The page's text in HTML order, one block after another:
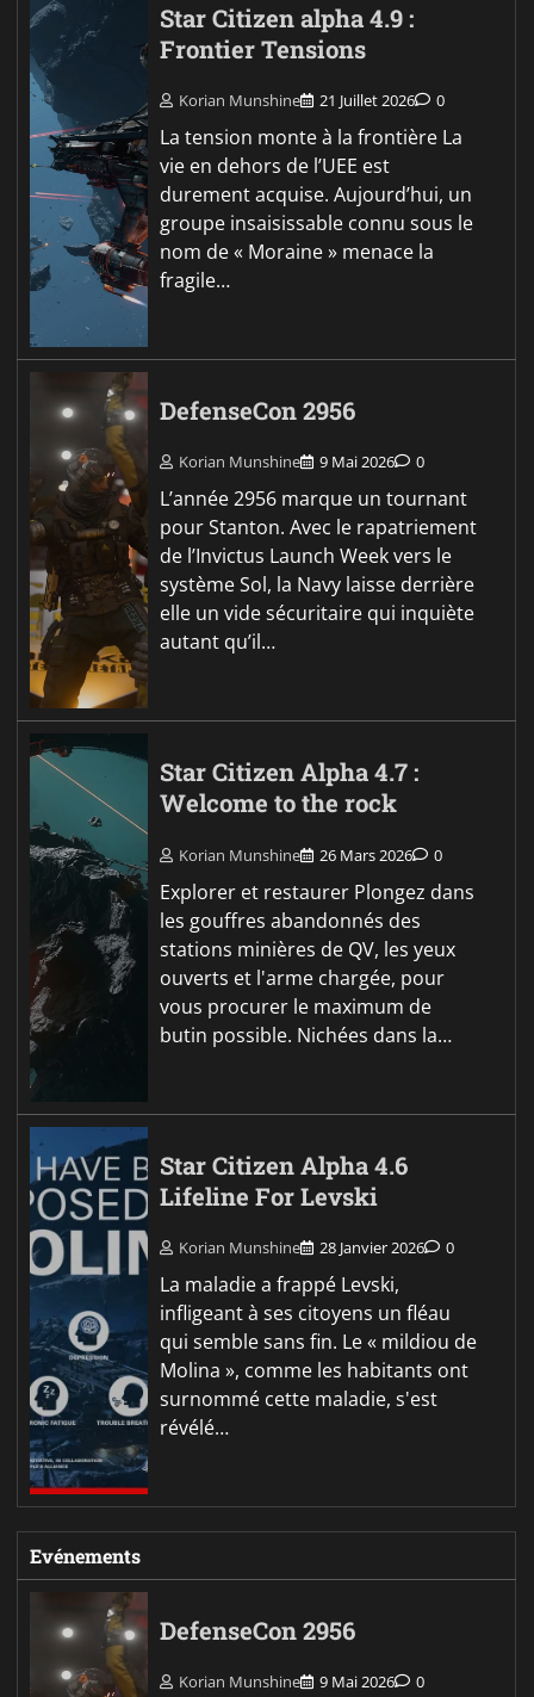
Star Citizen alpha 4.9 :
Frontier Tensions
Korian Munshine 21 Juillet 2026 0
La tension monte à la frontière La
vie en dehors de l’UEE est
durement acquise. Aujourd’hui, un
groupe insaisissable connu sous le
nom de « Moraine » menace la
fragile…
DefenseCon 2956
Korian Munshine 9 Mai 2026 0
L’année 2956 marque un tournant
pour Stanton. Avec le rapatriement
de l’Invictus Launch Week vers le
système Sol, la Navy laisse derrière
elle un vide sécuritaire qui inquiète
autant qu’il…
Star Citizen Alpha 4.7 :
Welcome to the rock
Korian Munshine 26 Mars 2026 0
Explorer et restaurer Plongez dans
les gouffres abandonnés des
stations minières de QV, les yeux
ouverts et l'arme chargée, pour
vous procurer le maximum de
butin possible. Nichées dans la…
Star Citizen Alpha 4.6
Lifeline For Levski
Korian Munshine 28 Janvier 2026 0
La maladie a frappé Levski,
infligeant à ses citoyens un fléau
qui semble sans fin. Le « mildiou de
Molina », comme les habitants ont
surnommé cette maladie, s'est
révélé…
Evénements
DefenseCon 2956
Korian Munshine 9 Mai 2026 0